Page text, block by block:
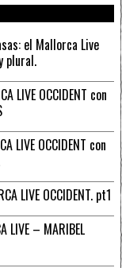
el Mallorca Live
plural.
LIVE OCCIDENT con
LIVE OCCIDENT con
LIVE OCCIDENT. pt1
LIVE – MARIBEL